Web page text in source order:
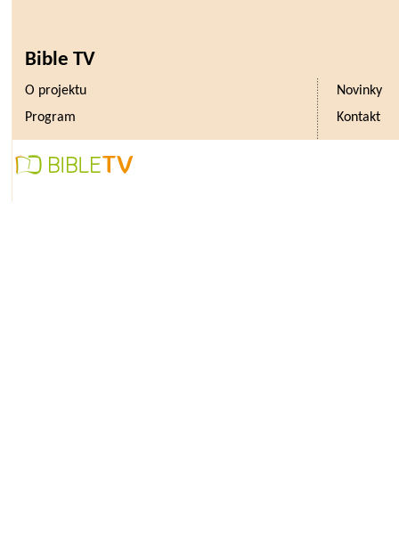
Bible TV
O projektu
Novinky
Program
Kontakt